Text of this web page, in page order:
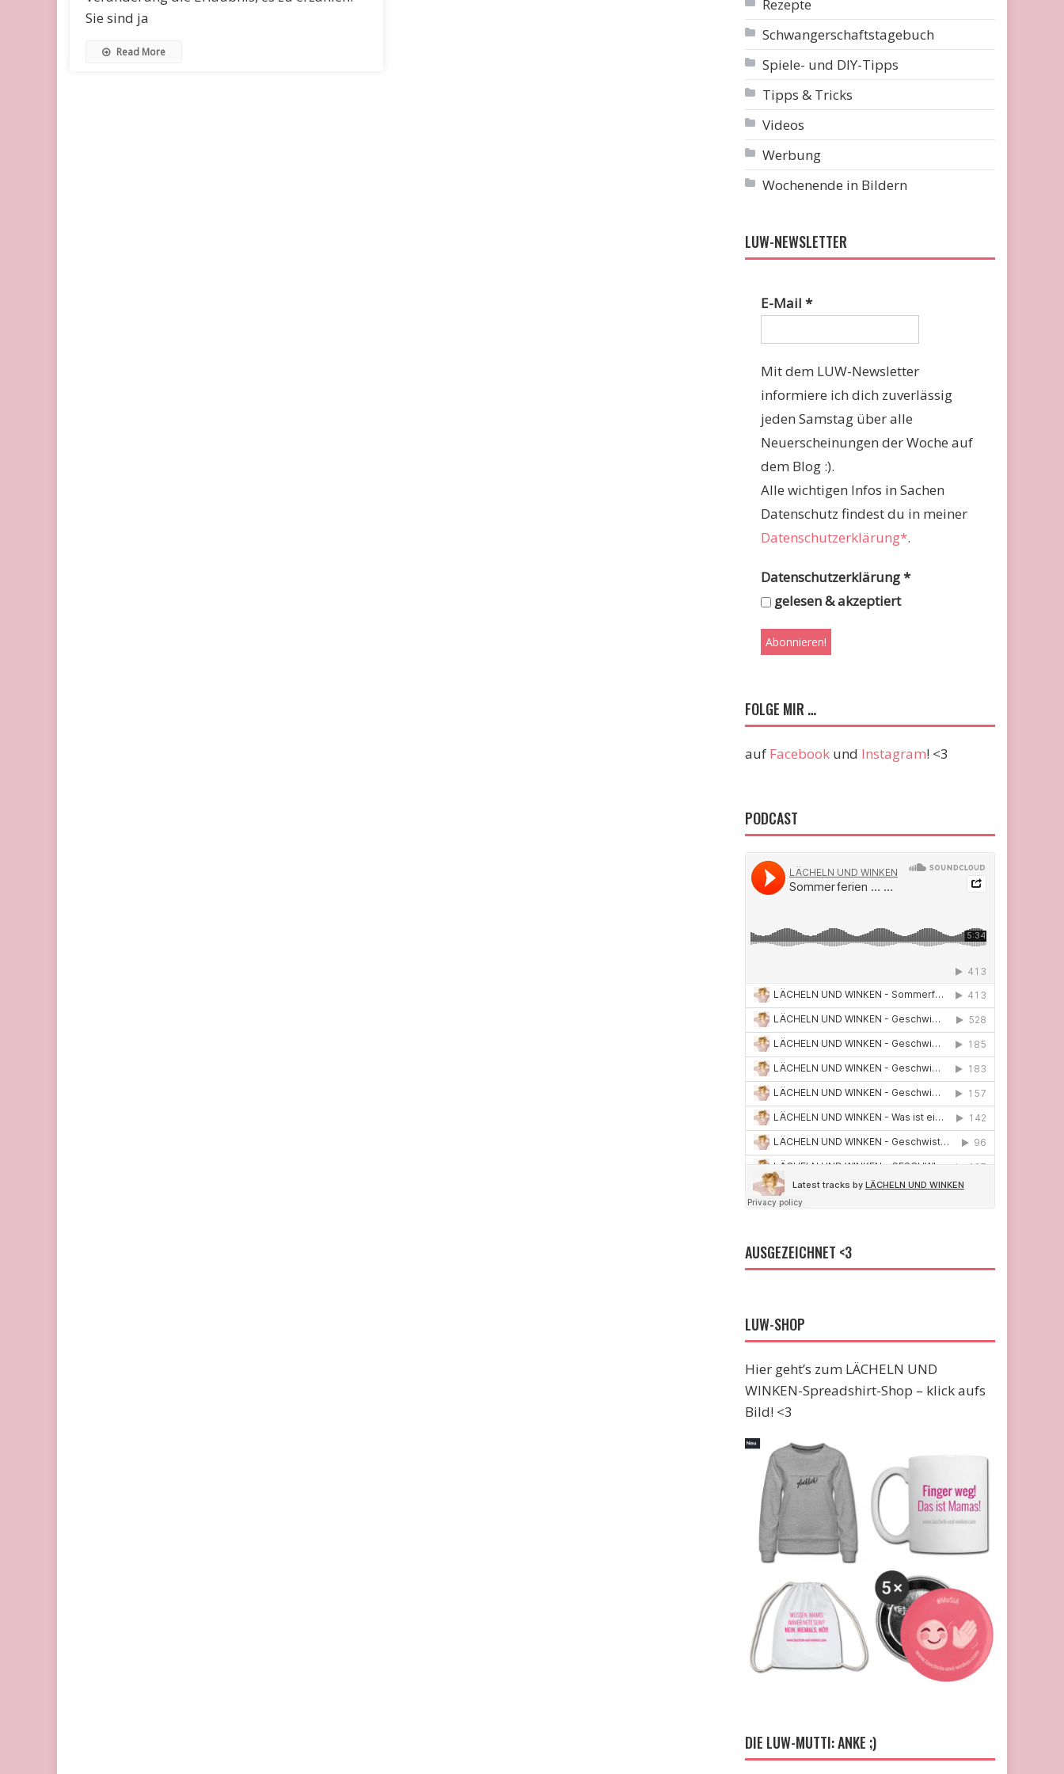
Sie sind ja
Read More
Rezepte
Schwangerschaftstagebuch
Spiele- und DIY-Tipps
Tipps & Tricks
Videos
Werbung
Wochenende in Bildern
LUW-NEWSLETTER
E-Mail*
Mit dem LUW-Newsletter
informiere ich dich zuverlässig
jeden Samstag über alle
Neuerscheinungen der Woche auf
dem Blog :).
Alle wichtigen Infos in Sachen
Datenschutz findest du in meiner
Datenschutzerklärung*.
Datenschutzerklärung*
gelesen & akzeptiert
FOLGE MIR …
auf Facebook und Instagram! <3
PODCAST
AUSGEZEICHNET <3
LUW-SHOP
Hier geht’s zum LÄCHELN UND
WINKEN-Spreadshirt-Shop – klick aufs
Bild! <3
DIE LUW-MUTTI: ANKE ;)